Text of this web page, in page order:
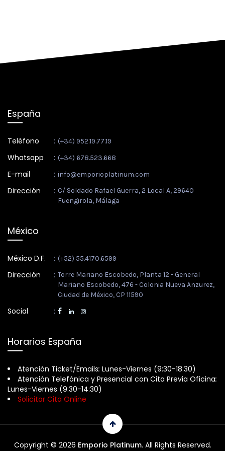
España
Teléfono : (+34) 952.19.77.19
Whatsapp : (+34) 678.523.668
E-mail : info@emporioplatinum.com
Dirección : C/ Soldado Rafael Guerra, 2 Local A, 29640
Fuengirola, Málaga
México
México D.F. : (+52) 55.4170.6599
Dirección : Torre Mariano Escobedo, Planta 12 - General
Mariano Escobedo, 476 - Colonia Nueva Anzurez,
Ciudad de México, CP 11590
Social :
Horarios España
Atención Ticket/Emails: Lunes-Viernes (9:30-18:30)
Atención Telefónica y Presencial con Cita Previa Oficina:
Lunes-Viernes (9:30-14:30)
Solicitar Cita Online
Copyright © 2026 Emporio Platinum. All Rights Reserved.